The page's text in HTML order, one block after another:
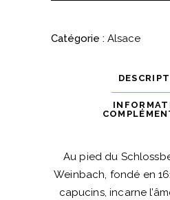
2023
Catégorie : Alsace
Au pied du
Weinbach, fondé en
capucins, incarne